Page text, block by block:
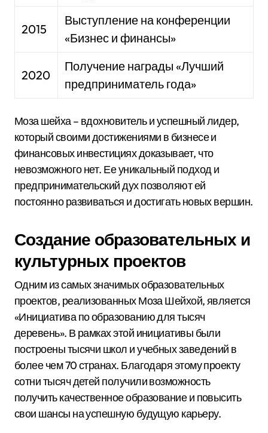
2015
Выступление на конференции
«Бизнес и финансы»
2020
Получение награды «Лучший
предприниматель года»
Моза шейха – вдохновитель и успешный лидер,
который своими достижениями в бизнесе и
финансовых инвестициях доказывает, что
невозможного нет. Ее уникальный подход и
предпринимательский дух позволяют ей
постоянно развиваться и достигать новых вершин.
Создание образовательных и
культурных проектов
Одним из самых значимых образовательных
проектов, реализованных Моза Шейхой, является
«Инициатива по образованию для тысяч
деревень». В рамках этой инициативы были
построены тысячи школ и учебных заведений в
более чем 70 странах. Благодаря этому проекту
сотни тысяч детей получили возможность
получить качественное образование и повысить
свои шансы на успешную будущую карьеру.